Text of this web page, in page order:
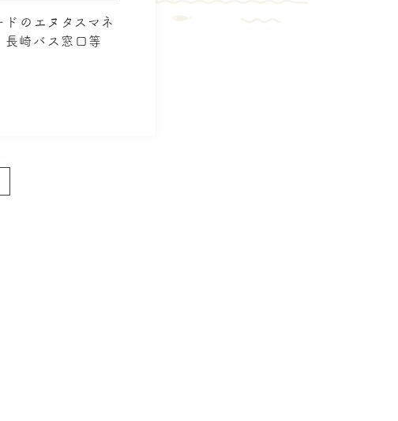
のエヌタスマネ
崎バス窓口等